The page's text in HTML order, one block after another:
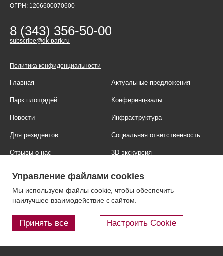
ОГРН: 1206600070600
8 (343) 356-50-00
subscribe@dk-park.ru
Политика конфиденциальности
Главная Актуальные предложения
Парк площадей Конференц-залы
Новости Инфраструктура
Для резидентов Социальная ответственность
Отзывы о нас 3D-экскурсия
Контакты Блог
Управление файлами cookies
Мы используем файлы cookie, чтобы обеспечить
наилучшее взаимодействие с сайтом.
Принять все Настроить Cookie